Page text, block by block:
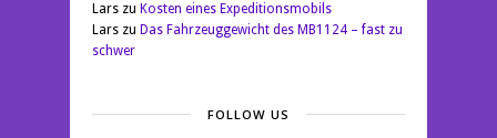
Larszu Kosten eines Expeditionsmobils
Larszu Das Fahrzeuggewicht des MB1124 – fast zu
schwer
FOLLOW US